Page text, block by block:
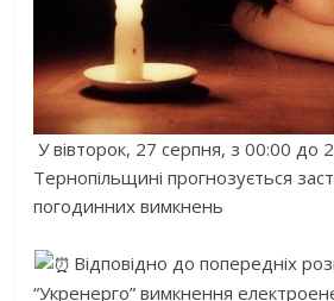
У вівторок, 27 серпня, з 00:00 до
Тернопільщині прогнозується
погодинних вимкнень
Відповідно до попередніх
“Укренерго” вимкнення